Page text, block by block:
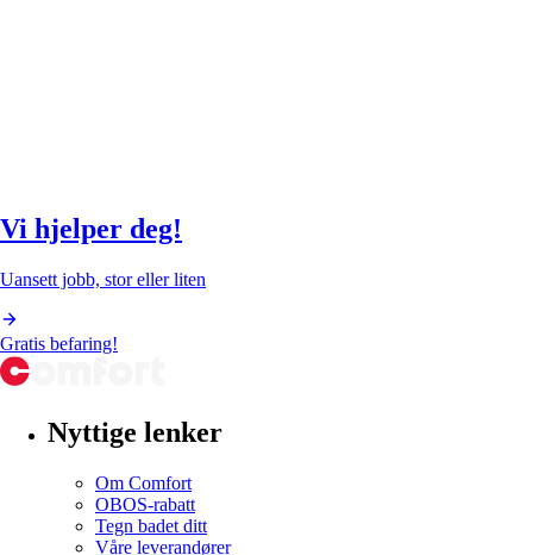
Vi hjelper deg!
Uansett jobb, stor eller liten
Gratis befaring!
Nyttige lenker
Om Comfort
OBOS-rabatt
Tegn badet ditt
Våre leverandører